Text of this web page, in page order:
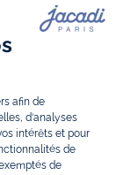
filles et garçons.
à vos articles pour
de fin d’année et
est arrivé ?
spéciales de
toute l’année.
Jacadi avec
programme de
la collection
couleurs de la
et ludiques avec